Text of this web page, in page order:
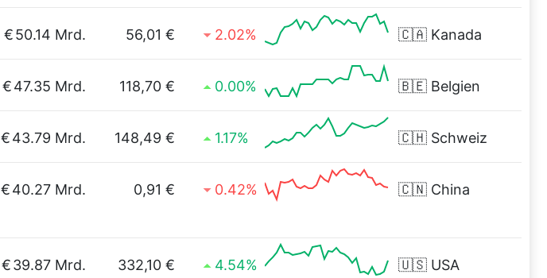
€50.14 Mrd. 56,01 € 2.02% 🇨🇦 Kanada
€47.35 Mrd. 118,70 € 0.00% 🇧🇪 Belgien
€43.79 Mrd. 148,49 € 1.17% 🇨🇭 Schweiz
€40.27 Mrd. 0,91 € 0.42% 🇨🇳 China
€39.87 Mrd. 332,10 € 4.54% 🇺🇸 USA